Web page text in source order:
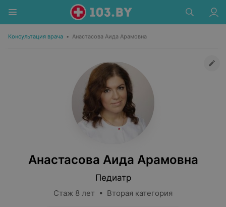
Консультация врача • Анастасова Аида Арамовна
Анастасова Аида Арамовна
Педиатр
Стаж 8 лет • Вторая категория